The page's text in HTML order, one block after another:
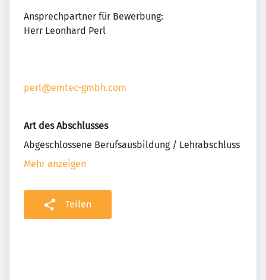
Ansprechpartner für Bewerbung:
Herr Leonhard Perl
perl@emtec-gmbh.com
Art des Abschlusses
Abgeschlossene Berufsausbildung / Lehrabschluss
Mehr anzeigen
Teilen